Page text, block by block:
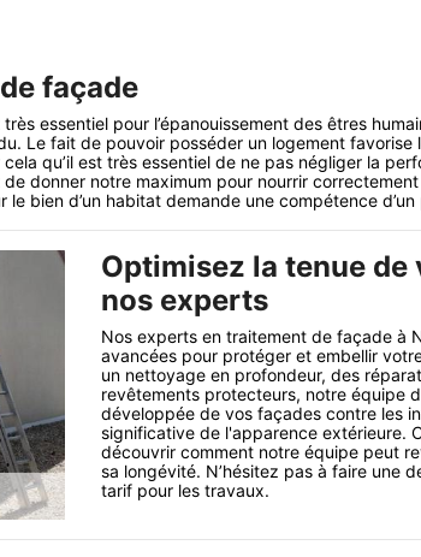
façade
essentiel pour l’épanouissement des êtres
Le fait de pouvoir posséder un logement
cela qu’il est très essentiel de ne pas négliger la
donner notre maximum pour nourrir
le bien d’un habitat demande une compétence
Optimisez la tenue de
nos experts
Nos experts en traitement de façade à
avancées pour protéger et embellir
un nettoyage en profondeur, des
revêtements protecteurs, notre équipe
développée de vos façades contre les
significative de l'apparence extérieure.
découvrir comment notre équipe peut
sa longévité. N’hésitez pas à faire une
tarif pour les travaux.